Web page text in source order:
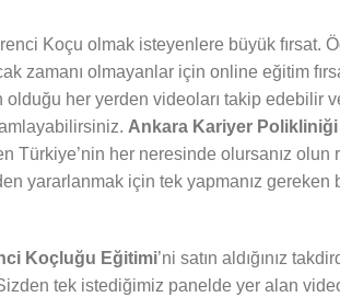
Koçu olmak isteyenlere büyük fırsat.
zamanı olmayanlar için online eğitim
her yerden videoları takip edebilir
Ankara Kariyer
Türkiye’nin her neresinde olursanız olun
yararlanmak için tek yapmanız
Koçluğu Eğitimi’ni satın aldığınız
tek istediğimiz panelde yer alan